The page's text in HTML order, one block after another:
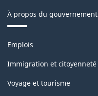
À propos du gouvernement
Thèmes
sujets
Emplois
Immigration et citoyenneté
Voyage et tourisme